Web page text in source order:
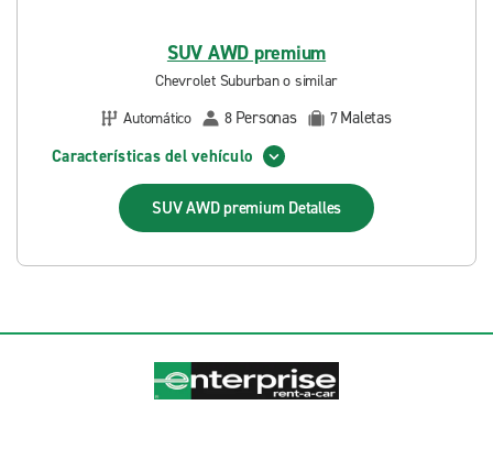
SUV AWD premium
Chevrolet Suburban o similar
Automático
8 Personas 7Maletas
Características del vehículo
SUV AWD premium Detalles